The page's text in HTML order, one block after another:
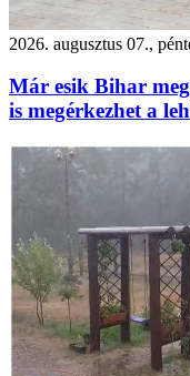
2026. augusztus 07.,
Már esik Bihar
is megérkezhet a